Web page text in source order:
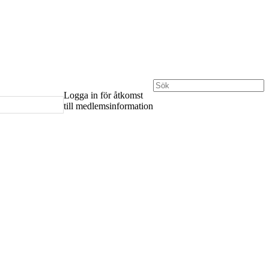
Logga in för åtkomst
till medlemsinformation